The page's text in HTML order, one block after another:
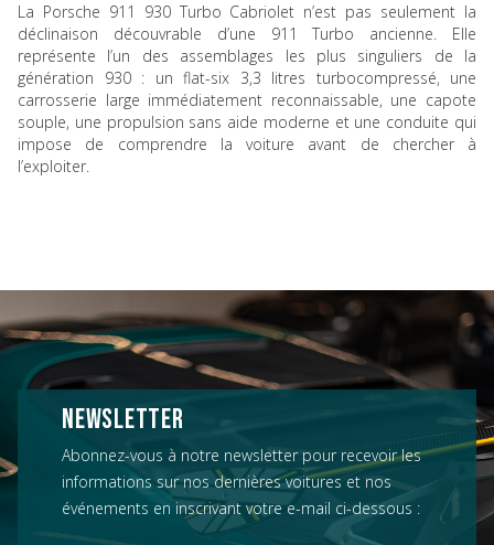
La Porsche 911 930 Turbo Cabriolet n’est pas seulement la
déclinaison découvrable d’une 911 Turbo ancienne. Elle
représente l’un des assemblages les plus singuliers de la
génération 930 : un flat-six 3,3 litres turbocompressé, une
carrosserie large immédiatement reconnaissable, une capote
souple, une propulsion sans aide moderne et une conduite qui
impose de comprendre la voiture avant de chercher à
l’exploiter.
NEWSLETTER
Abonnez-vous à notre newsletter pour recevoir les
informations sur nos dernières voitures et nos
événements en inscrivant votre e-mail ci-dessous :